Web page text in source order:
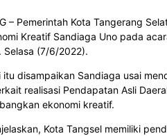
– Pemerintah Kota Tangerang
Kreatif Sandiaga Uno pada
Selasa (7/6/2022).
itu disampaikan Sandiaga usai
realisasi Pendapatan Asli
ekonomi kreatif.
Kota Tangsel memiliki